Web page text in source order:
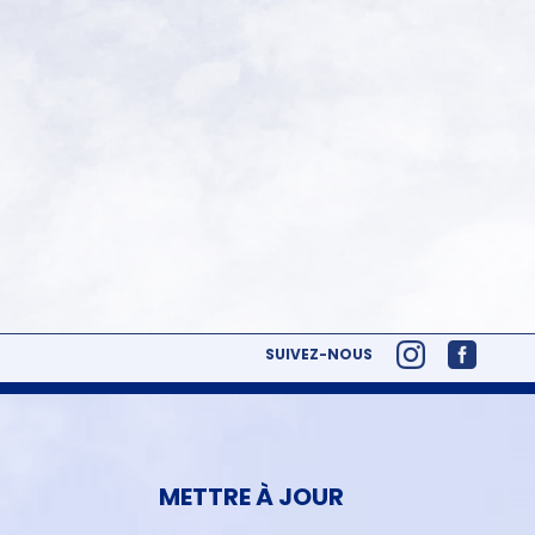
SUIVEZ-NOUS
METTRE À JOUR